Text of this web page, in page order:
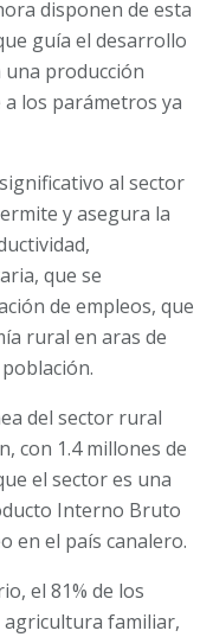
disponen de esta
guía el desarrollo
una producción
los parámetros ya
al sector
y asegura la
que se
de empleos, que
rural en aras de
del sector rural
con 1.4 millones de
el sector es una
Interno Bruto
en el país canalero.
el 81% de los
familiar,